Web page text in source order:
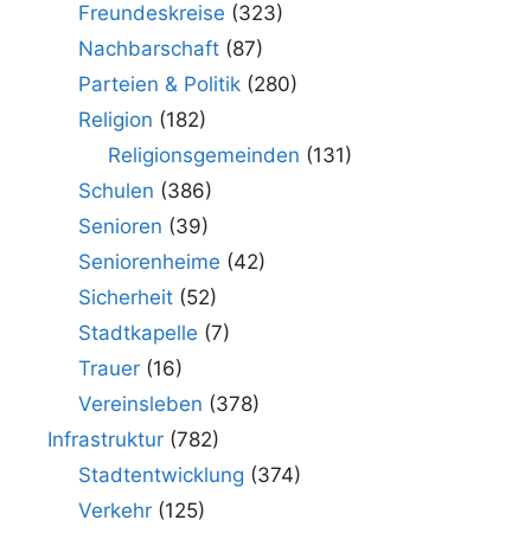
Freundeskreise (323)
Nachbarschaft(87)
Parteien & Politik(280)
Religion (182)
Religionsgemeinden (131)
Schulen (386)
Senioren (39)
Seniorenheime (42)
Sicherheit(52)
Stadtkapelle (7)
Trauer(16)
Vereinsleben (378)
Infrastruktur (782)
Stadtentwicklung (374)
Verkehr(125)